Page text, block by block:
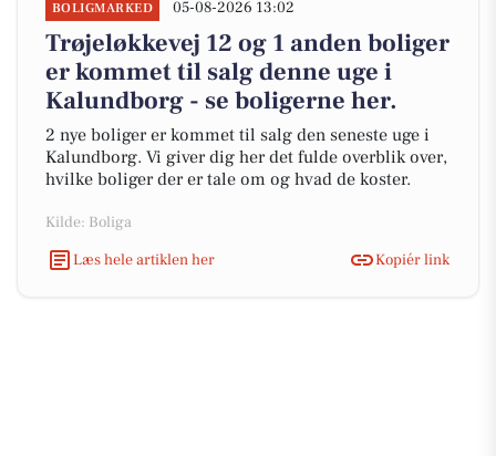
BOLIGMARKED 05-08-2026 13:02
Trøjeløkkevej 12 og 1 anden boliger
er kommet til salg denne uge i
Kalundborg - se boligerne her.
2 nye boliger er kommet til salg den seneste uge i
Kalundborg. Vi giver dig her det fulde overblik over,
hvilke boliger der er tale om og hvad de koster.
Kilde: Boliga
Læs hele artiklen her
Kopiér link